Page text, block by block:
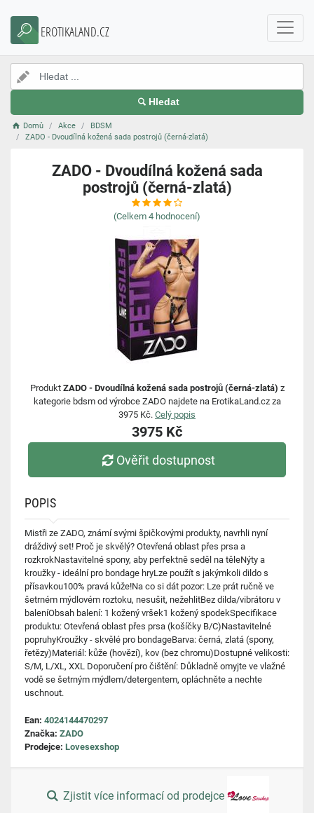
EROTIKALAND.CZ
Hledat
Domů Akce
BDSM
ZADO - Dvoudílná kožená sada postrojů (černá-zlatá)
ZADO - Dvoudílná kožená sada
postrojů (černá-zlatá)
(Celkem 4 hodnocení)
Produkt ZADO - Dvoudílná kožená sada postrojů (černá-zlatá) z
kategorie bdsm od výrobce ZADO najdete na ErotikaLand.cz za
3975 Kč. Celý popis
3975 Kč
Ověřit dostupnost
POPIS
Mistři ze ZADO, známí svými špičkovými produkty, navrhli nyní
dráždivý set! Proč je skvělý? Otevřená oblast přes prsa a
rozkrokNastavitelné spony, aby perfektně seděl na těleNýty a
kroužky - ideální pro bondage hryLze použít s jakýmkoli dildo s
přísavkou100% pravá kůže!Na co si dát pozor: Lze prát ručně ve
šetrném mýdlovém roztoku, nesušit, nežehlitBez dilda/vibrátoru v
baleníObsah balení: 1 kožený vršek1 kožený spodekSpecifikace
produktu: Otevřená oblast přes prsa (košíčky B/C)Nastavitelné
popruhyKroužky - skvělé pro bondageBarva: černá, zlatá (spony,
řetězy)Materiál: kůže (hovězí), kov (bez chromu)Dostupné velikosti:
S/M, L/XL, XXL Doporučení pro čištění: Důkladně omyjte ve vlažné
vodě se šetrným mýdlem/detergentem, opláchněte a nechte
uschnout.
Ean: 4024144470297
Značka: ZADO
Prodejce: Lovesexshop
Zjistit více informací od prodejce